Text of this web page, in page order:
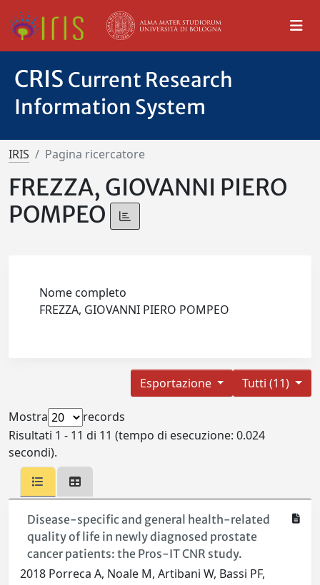
CRIS Current Research
Information System
IRIS Pagina ricercatore
FREZZA, GIOVANNI PIERO
POMPEO
Nome completo
FREZZA, GIOVANNI PIERO POMPEO
Tutti (11)
Esportazione
Mostra
records
Risultati 1 - 11 di 11 (tempo di esecuzione: 0.024
secondi).
Disease-specific and general health-related
quality of life in newly diagnosed prostate
cancer patients: the Pros-IT CNR study.
2018 Porreca A, Noale M, Artibani W, Bassi PF,